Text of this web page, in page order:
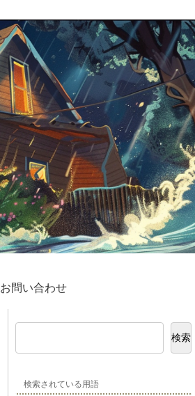
お問い合わせ
検索
検索されている用語